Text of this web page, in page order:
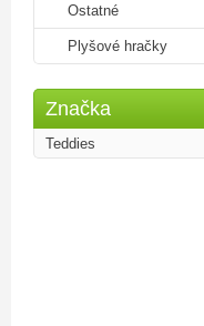
Ostatné
Plyšové hračky
Značka
Teddies